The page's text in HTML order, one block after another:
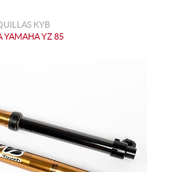
KYB
YAMAHA YZ 85